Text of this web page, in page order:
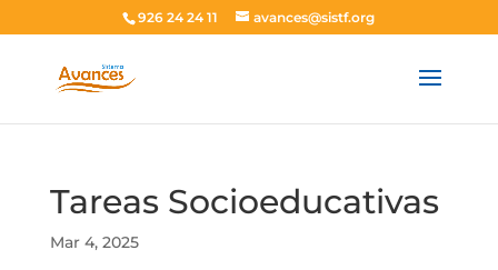
926 24 24 11 avances@sistf.org
Tareas Socioeducativas
Mar 4, 2025